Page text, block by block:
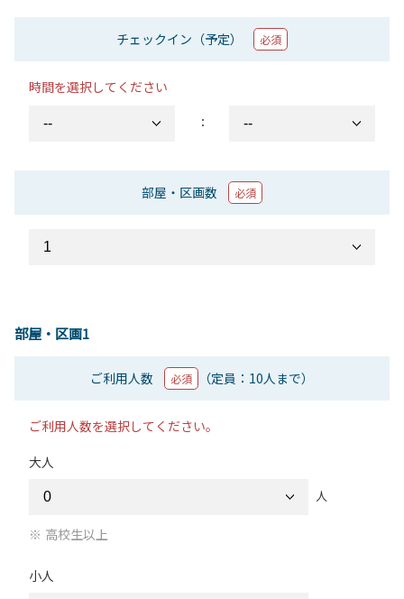
チェックイン（予定） 必須
時間を選択してください
：
部屋・区画数 必須
部屋・区画1
ご利用人数 必須 （定員：10人まで）
ご利用人数を選択してください。
大人
人
高校生以上
小人